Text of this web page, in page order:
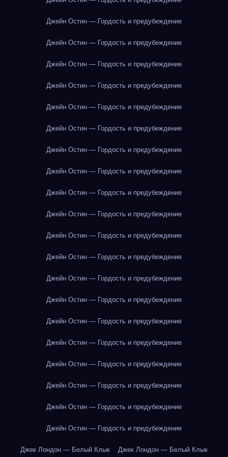
Джейн Остин — Гордость и предубеждение
Джейн Остин — Гордость и предубеждение
Джейн Остин — Гордость и предубеждение
Джейн Остин — Гордость и предубеждение
Джейн Остин — Гордость и предубеждение
Джейн Остин — Гордость и предубеждение
Джейн Остин — Гордость и предубеждение
Джейн Остин — Гордость и предубеждение
Джейн Остин — Гордость и предубеждение
Джейн Остин — Гордость и предубеждение
Джейн Остин — Гордость и предубеждение
Джейн Остин — Гордость и предубеждение
Джейн Остин — Гордость и предубеждение
Джейн Остин — Гордость и предубеждение
Джейн Остин — Гордость и предубеждение
Джейн Остин — Гордость и предубеждение
Джейн Остин — Гордость и предубеждение
Джейн Остин — Гордость и предубеждение
Джейн Остин — Гордость и предубеждение
Джейн Остин — Гордость и предубеждение
Джек Лондон — Белый Клык Джек Лондон — Белый Клык